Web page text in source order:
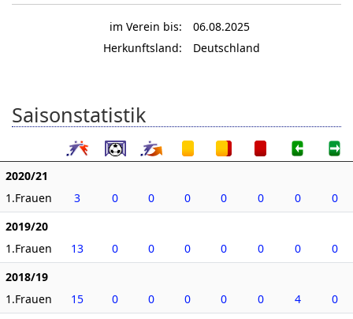
im Verein bis:
06.08.2025
Herkunftsland:
Deutschland
Saisonstatistik
2020/21
1.Frauen
3 0 0 0 0 0 0
0
2019/20
1.Frauen
13 0 0 0 0 0 0
0
2018/19
1.Frauen
15 0 0 0 0 0 4
0